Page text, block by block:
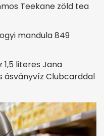
Teekane zöld tea
mandula 849
1,5 literes Jana
ásványvíz Clubcarddal